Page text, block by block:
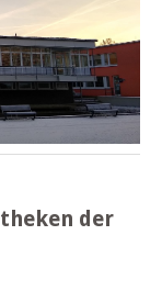
der